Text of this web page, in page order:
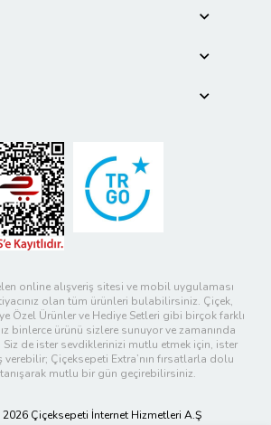
online alışveriş sitesi ve mobil uygulaması
olan tüm ürünleri bulabilirsiniz. Çiçek,
Özel Ürünler ve Hediye Setleri gibi birçok farklı
binlerce ürünü sizlere sunuyor ve zamanında
Siz de ister sevdiklerinizi mutlu etmek için, ister
Çiçeksepeti Extra’nın fırsatlarla dolu
mutlu bir gün geçirebilirsiniz.
Çiçeksepeti İnternet Hizmetleri A.Ş